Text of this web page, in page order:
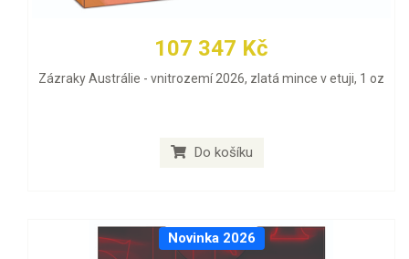
107 347 Kč
Zázraky Austrálie - vnitrozemí 2026, zlatá mince v etuji, 1 oz
Do košíku
Novinka 2026